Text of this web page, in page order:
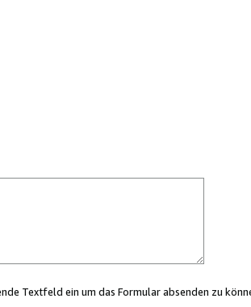
Textfeld ein um das Formular absenden zu